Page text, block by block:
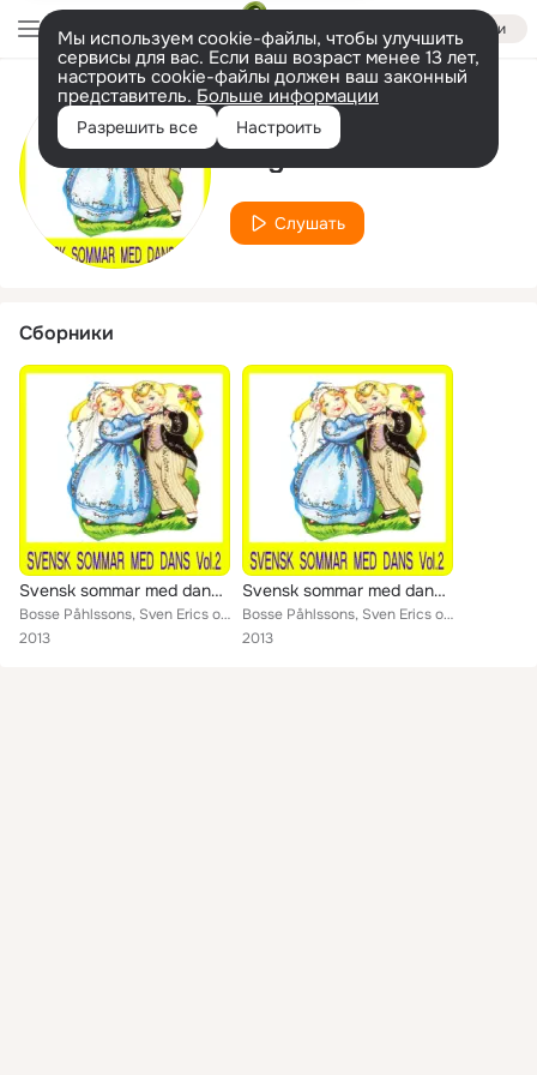
Войти
Мы используем cookie-файлы, чтобы улучшить
сервисы для вас. Если ваш возраст менее 13 лет,
настроить cookie-файлы должен ваш законный
представитель. Больше информации
Разрешить все Настроить
Исполнитель
Ceges med Göran
Слушать
Сборники
Svensk sommar med dans nummer två
Bosse Påhlssons, Sven Erics orkester, Dennis, Hasse Lewins, Lars Russell, Claes Lennarth Club, Folke Lindesjös orkester, Eddie C...
2013
Svensk sommar med dans nummer två
Bosse Påhlssons, Sven Erics orkester, Dennis, Hasse Lewins, Lars Russell, Claes Lennarth Club, Folke Lindesjös orkester, Eddie C...
2013